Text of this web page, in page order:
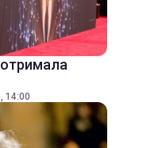
отримала
14:00